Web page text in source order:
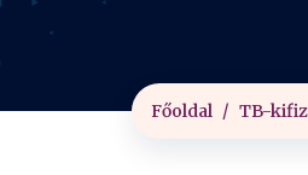
Főoldal TB-